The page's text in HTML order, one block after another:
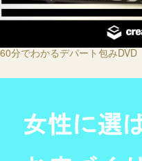
60分でわかるデパート包み